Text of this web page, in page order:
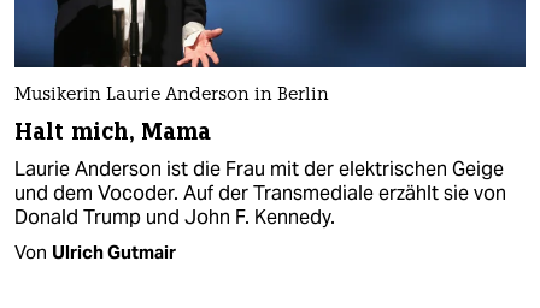
Musikerin Laurie Anderson in Berlin
Halt mich, Mama
Laurie Anderson ist die Frau mit der elektrischen Geige
und dem Vocoder. Auf der Transmediale erzählt sie von
Donald Trump und John F. Kennedy.
Von Ulrich Gutmair